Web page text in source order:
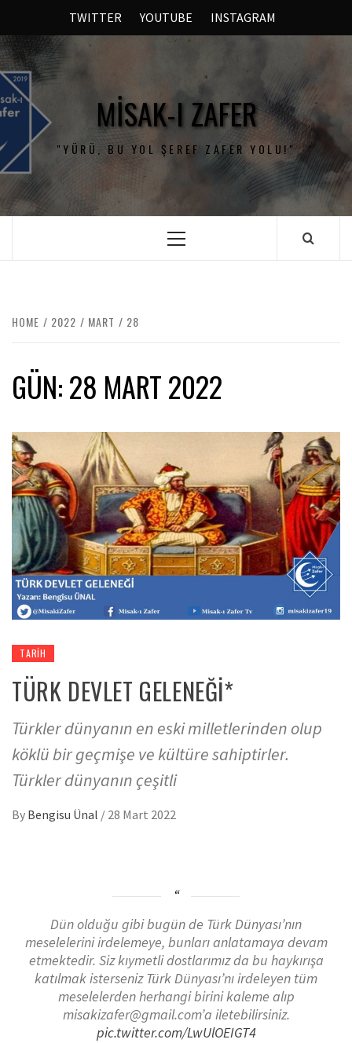
TWITTER YOUTUBE INSTAGRAM
MISAK-I ZAFER
"YÜRÜ, BU YOL ŞEREF ZAFER YOLU!"
HOME 2022 MART 28
GÜN:28 MART 2022
TARIH
TÜRK DEVLET GELENEĞİ*
Türkler dünyanın en eski milletlerinden olup
köklü bir geçmişe ve kültüre sahiptirler.
Türkler dünyanın çeşitli
By Bengisu Ünal / 28 Mart 2022
Dün olduğu gibi bugün de Türk Dünyası’nın
meselelerini irdelemeye, bunları anlatamaya devam
etmektedir. Siz kıymetli dostlarımız da bu haykırışa
katılmak isterseniz Türk Dünyası’nı irdeleyen tüm
meselelerden herhangi birini kaleme alıp
misakizafer@gmail.com’a iletebilirsiniz.
pic.twitter.com/LwUlOEIGT4